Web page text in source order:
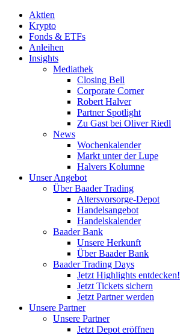
Aktien
Krypto
Fonds & ETFs
Anleihen
Insights
Mediathek
Closing Bell
Corporate Corner
Robert Halver
Partner Spotlight
Zu Gast bei Oliver Riedl
News
Wochenkalender
Markt unter der Lupe
Halvers Kolumne
Unser Angebot
Über Baader Trading
Altersvorsorge-Depot
Handelsangebot
Handelskalender
Baader Bank
Unsere Herkunft
Über Baader Bank
Baader Trading Days
Jetzt Highlights entdecken!
Jetzt Tickets sichern
Jetzt Partner werden
Unsere Partner
Unsere Partner
Jetzt Depot eröffnen